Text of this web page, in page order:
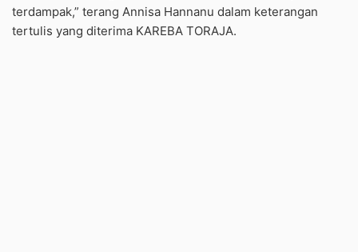
terdampak,” terang Annisa Hannanu dalam keterangan
tertulis yang diterima KAREBA TORAJA.